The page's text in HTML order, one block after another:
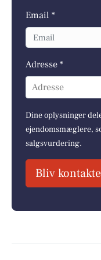
Email *
Adresse *
Adresse
Dine oplysninger
ejendomsmæglere,
salgsvurdering.
Bliv